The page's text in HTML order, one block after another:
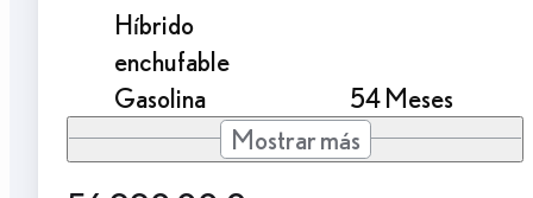
Híbrido
enchufable
Gasolina
54 Meses
Mostrar más